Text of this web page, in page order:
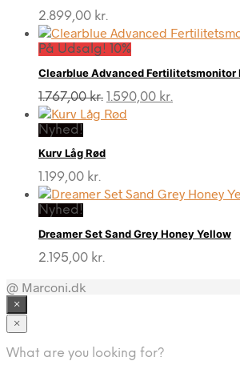
2.899,00 kr.
På Udsalg! 10%
Clearblue Advanced Fertilitetsmonitor
1.767,00kr. Den
oprindelige
1.590,00 kr.
Nyhed!
Kurv Låg Rød
1.199,00 kr.
Nyhed!
Dreamer Set Sand Grey Honey Yellow
2.195,00 kr.
@ Marconi.dk
×
×
What are you looking for?